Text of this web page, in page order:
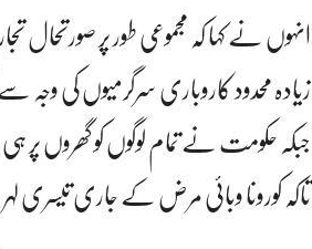
انہوں نے کہا کہ مجموعی طور پر
زیادہ محدود کاروباری سرگرمیوں کی
جبکہ حکومت نے تمام لوگوں کو گھروں
تاکہ کورونا وبائی مرض کے جاری تیسری لہر